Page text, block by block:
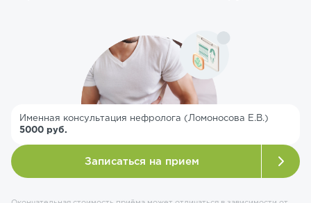
Именная консультация нефролога (Ломоносова Е.В.)
5000 руб.
Записаться на прием